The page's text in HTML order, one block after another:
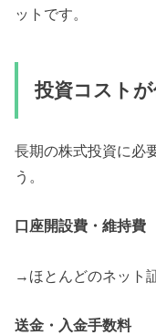
ットです。
投資コスト
長期の株式投資に必
う。
口座開設費・維持費
→ほとんどのネット
送金・入金手数料